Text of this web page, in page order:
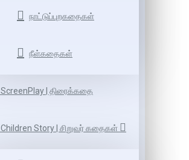
நாட்டுப்புறகதைகள்
நீள்கதைகள்
ScreenPlay | திரைக்கதை
Children Story | சிறுவர் கதைகள்